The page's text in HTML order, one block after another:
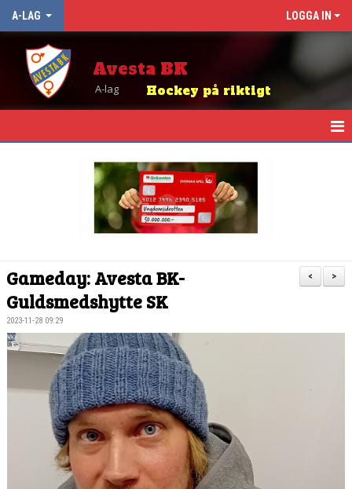
A-LAG LOGGA IN
Avesta BK
Hockey på riktigt
A-lag
MATCHER
TABELL OCH RESULTAT
>
<
Gameday: Avesta BK-
Guldsmedshytte SK
2023-11-28 09:29